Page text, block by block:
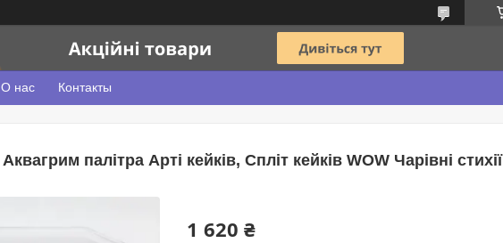
О нас Контакты
Аквагрим палітра Арті кейків, Спліт кейків WOW Чарівні стихії
1 620 ₴